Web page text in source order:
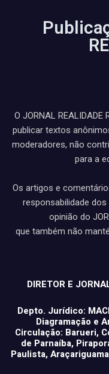
O JORNAL
publicar textos
moderadores, não
para a
Os artigos e
responsabilidade
opinião do
que também não
DIRETOR E
Depto. Jurídico:
Diagramação e
Circulação: Barueri,
de Parnaíba,
Paulista,